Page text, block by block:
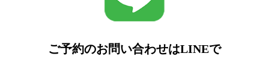
ご予約のお問い合わせはLINEで